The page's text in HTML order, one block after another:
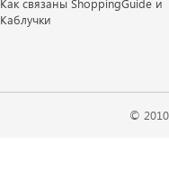
Как связаны ShoppingGuide и
Каблучки
©